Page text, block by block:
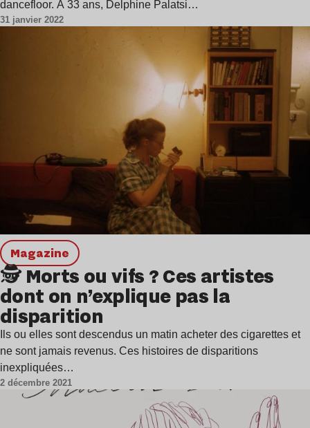
dancefloor. À 33 ans, Delphine Palatsi…
31 janvier 2022
magazine
🕵️ Morts ou vifs ? Ces artistes
dont on n’explique pas la
disparition
Ils ou elles sont descendus un matin acheter des cigarettes et
ne sont jamais revenus. Ces histoires de disparitions
inexpliquées…
2 décembre 2021